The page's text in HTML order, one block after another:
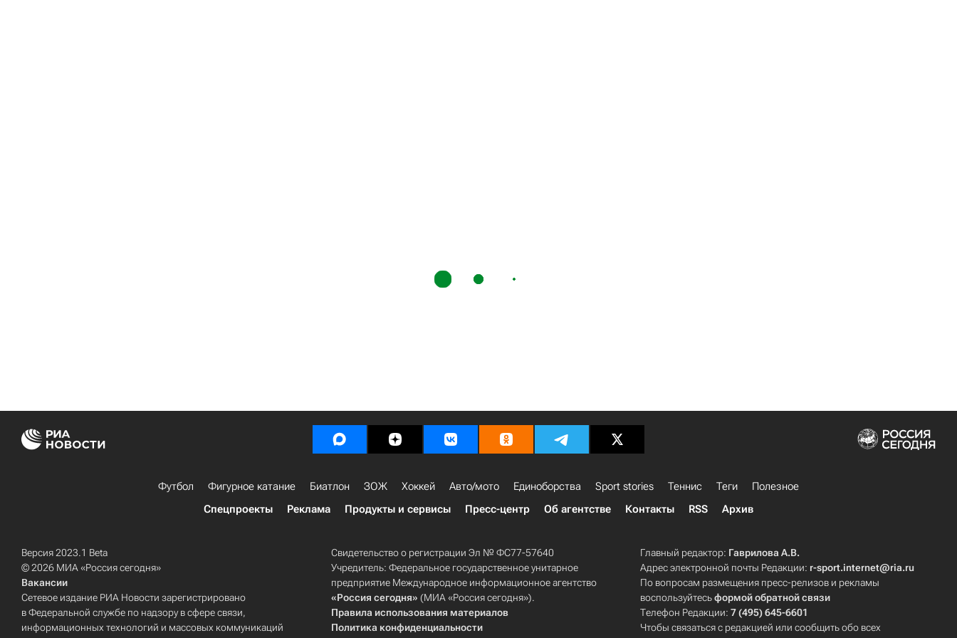
Футбол Фигурное катание Биатлон ЗОЖ Хоккей Авто/мото Единоборства Sport stories Теннис Теги
Полезное
Спецпроекты
Реклама Продукты и сервисы Пресс-центр Об агентстве Контакты RSS Архив
Версия 2023.1 Beta
© 2026 МИА «Россия сегодня»
Вакансии
Сетевое издание РИА Новости зарегистрировано
в Федеральной службе по надзору в сфере связи,
информационных технологий и массовых коммуникаций
Свидетельство о регистрации Эл № ФС77-57640
Учредитель: Федеральное государственное унитарное
предприятие Международное информационное агентство
«Россия сегодня» (МИА «Россия сегодня»).
Правила использования материалов
Политика конфиденциальности
Главный редактор: Гаврилова А.В.
Адрес электронной почты Редакции: r-sport.internet@ria.ru
По вопросам размещения пресс-релизов и рекламы
воспользуйтесьформой обратной связи
Телефон Редакции:7 (495) 645-6601
Чтобы связаться с редакцией или сообщить обо всех